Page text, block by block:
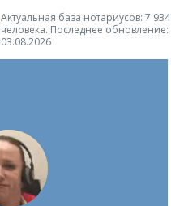
Актуальная база нотариусов: 7 934
человека. Последнее обновление:
03.08.2026